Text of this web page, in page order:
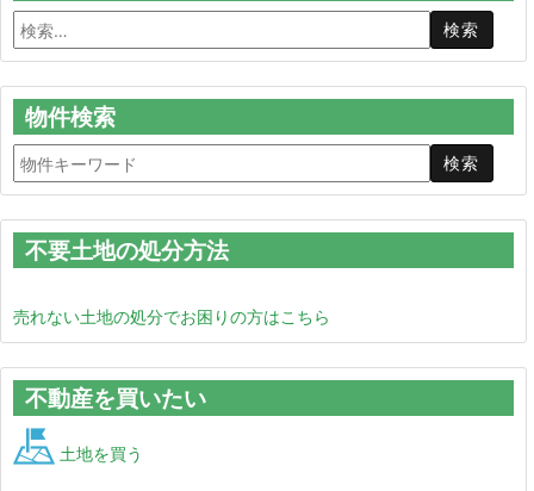
物件検索
不要土地の処分方法
売れない土地の処分でお困りの方はこちら
不動産を買いたい
土地を買う